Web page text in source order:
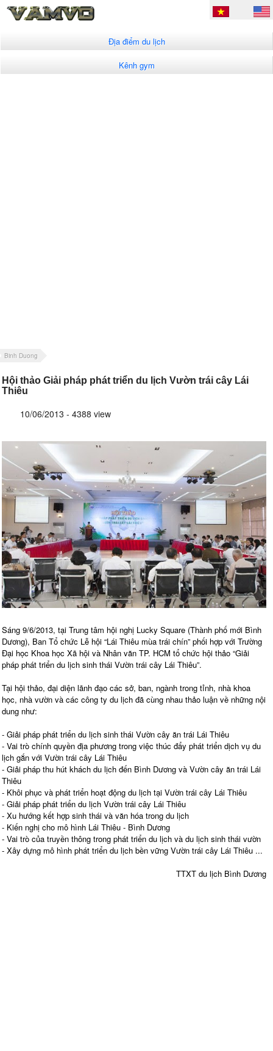
Địa điểm du lịch
Kênh gym
Binh Duong
Hội thảo Giải pháp phát triển du lịch Vườn trái cây Lái
Thiêu
10/06/2013 - 4388 view
Sáng 9/6/2013, tại Trung tâm hội nghị Lucky Square (Thành phố mới Bình
Dương), Ban Tổ chức Lễ hội “Lái Thiêu mùa trái chín” phối hợp với Trường
Đại học Khoa học Xã hội và Nhân văn TP. HCM tổ chức hội thảo “Giải
pháp phát triển du lịch sinh thái Vườn trái cây Lái Thiêu”.
Tại hội thảo, đại diện lãnh đạo các sở, ban, ngành trong tỉnh, nhà khoa
học, nhà vườn và các công ty du lịch đã cùng nhau thảo luận về những nội
dung như:
- Giải pháp phát triển du lịch sinh thái Vườn cây ăn trái Lái Thiêu
- Vai trò chính quyền địa phương trong việc thúc đẩy phát triển dịch vụ du
lịch gắn với Vườn trái cây Lái Thiêu
- Giải pháp thu hút khách du lịch đến Bình Dương và Vườn cây ăn trái Lái
Thiêu
- Khôi phục và phát triển hoạt động du lịch tại Vườn trái cây Lái Thiêu
- Giải pháp phát triển du lịch Vườn trái cây Lái Thiêu
- Xu hướng kết hợp sinh thái và văn hóa trong du lịch
- Kiến nghị cho mô hình Lái Thiêu - Bình Dương
- Vai trò của truyền thông trong phát triển du lịch và du lịch sinh thái vườn
- Xây dựng mô hình phát triển du lịch bền vững Vườn trái cây Lái Thiêu ...
TTXT du lịch Bình Dương